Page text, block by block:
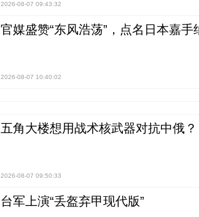
2026-08-07 09:43:32
官媒盛赞“东风浩荡”，点名日本嘉手
2026-08-07 10:40:02
五角大楼想用战术核武器对抗中俄？
2026-08-07 09:50:33
台军上演“丢盔弃甲现代版”